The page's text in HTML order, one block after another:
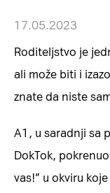
17.05.2023
Roditeljstvo je
ali može biti i
znate da niste
A1, u saradnji sa
DokTok,
vas!” u okviru